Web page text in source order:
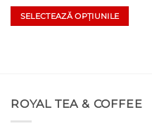
SELECTEAZĂ OPȚIUNILE
variații.
Opțiunile
ROYAL TEA & COFFEE